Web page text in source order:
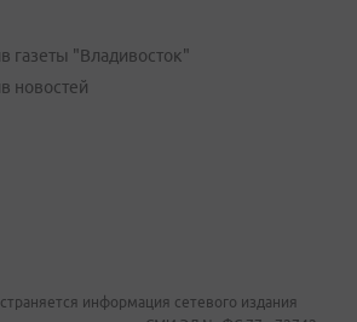
газеты "Владивосток"
новостей
информация сетевого издания